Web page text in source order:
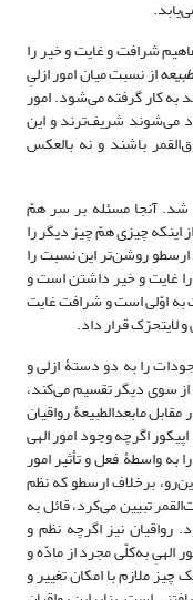
شرافت و غایت و خیر را
از نسبت میان امور ازلیِ
به کار گرفته می‌شود. امور
می‌شوند شریف‌ترند و این
باشند و نه بالعکس
شد. آنجا مسئله بر سر همّ
اینکه چیزی همّ چیز دیگر را
روشن‌تر این نسبت را
غایت و خیر داشتن است و
اوّلی است و شرافت غایت
لایتحرّک قرار داد.
را به دو دستۀ ازلی و
سوی دیگر تقسیم می‌کند،
مابعدالطبیعۀ رواقیان
اگرچه وجود امور الهی
به واسطۀ فعل و تأثیر امور
برخلاف ارسطو که نظم
تبیین می‌کرد، قائل به
رواقیان نیز اگرچه نظم و
الهیِ به‌کلّی مجرد از مادّه و
ملازم با امکان تغییر و